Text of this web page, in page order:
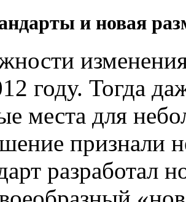
и новая
году. Тогда
места для
признали
разработал